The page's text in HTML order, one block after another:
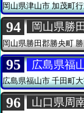
岡山県津山市加茂町
94 岡山県勝
岡山県勝田郡勝央町
95 広島県福
広島県福山市千田町
96 山口県周